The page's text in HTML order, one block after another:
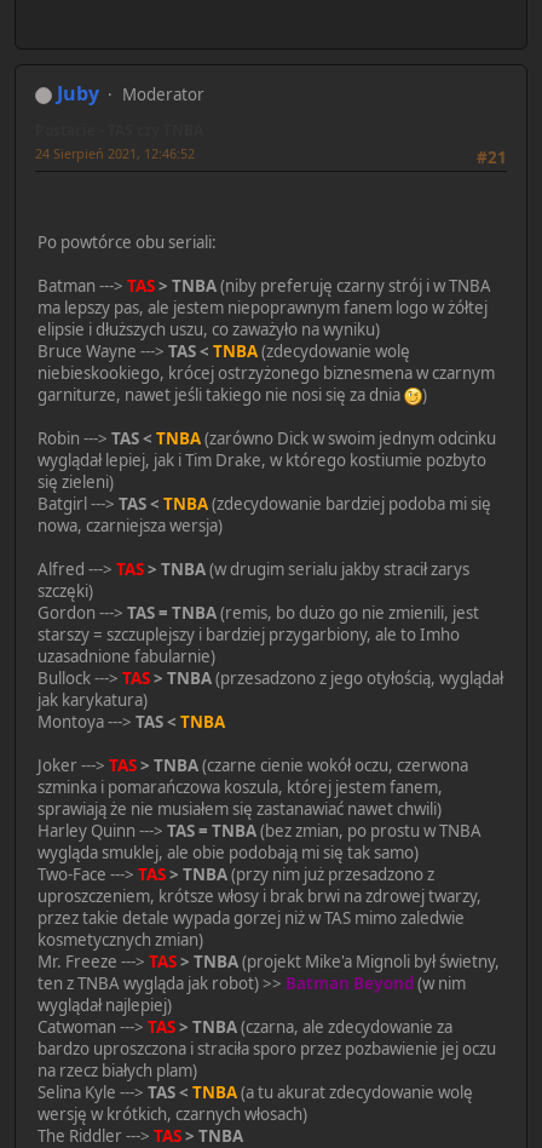
Juby Moderator
#21
24 Sierpień 2021, 12:46:52
Po powtórce obu seriali:
Batman ---> TAS> TNBA(niby preferuję czarny strój i w TNBA
ma lepszy pas, ale jestem niepoprawnym fanem logo w żółtej
elipsie i dłuższych uszu, co zaważyło na wyniku)
Bruce Wayne ---> TAS < TNBA(zdecydowanie wolę
niebieskookiego, krócej ostrzyżonego biznesmena w czarnym
garniturze, nawet jeśli takiego nie nosi się za dnia
)
Robin ---> TAS < TNBA(zarówno Dick w swoim jednym odcinku
wyglądał lepiej, jak i Tim Drake, w którego kostiumie pozbyto
się zieleni)
Batgirl ---> TAS < TNBA(zdecydowanie bardziej podoba mi się
nowa, czarniejsza wersja)
Alfred ---> TAS> TNBA(w drugim serialu jakby stracił zarys
szczęki)
Gordon ---> TAS = TNBA(remis, bo dużo go nie zmienili, jest
starszy = szczuplejszy i bardziej przygarbiony, ale to Imho
uzasadnione fabularnie)
Bullock ---> TAS> TNBA(przesadzono z jego otyłością, wyglądał
jak karykatura)
Montoya ---> TAS < TNBA
Joker ---> TAS> TNBA(czarne cienie wokół oczu, czerwona
szminka i pomarańczowa koszula, której jestem fanem,
sprawiają że nie musiałem się zastanawiać nawet chwili)
Harley Quinn ---> TAS = TNBA(bez zmian, po prostu w TNBA
wygląda smuklej, ale obie podobają mi się tak samo)
Two-Face ---> TAS> TNBA(przy nim już przesadzono z
uproszczeniem, krótsze włosy i brak brwi na zdrowej twarzy,
przez takie detale wypada gorzej niż w TAS mimo zaledwie
kosmetycznych zmian)
Mr. Freeze ---> TAS> TNBA(projekt Mike'a Mignoli był świetny,
ten z TNBA wygląda jak robot) >> Batman Beyond (w nim
wyglądał najlepiej)
Catwoman ---> TAS> TNBA(czarna, ale zdecydowanie za
bardzo uproszczona i straciła sporo przez pozbawienie jej oczu
na rzecz białych plam)
Selina Kyle ---> TAS < TNBA(a tu akurat zdecydowanie wolę
wersję w krótkich, czarnych włosach)
The Riddler ---> TAS> TNBA